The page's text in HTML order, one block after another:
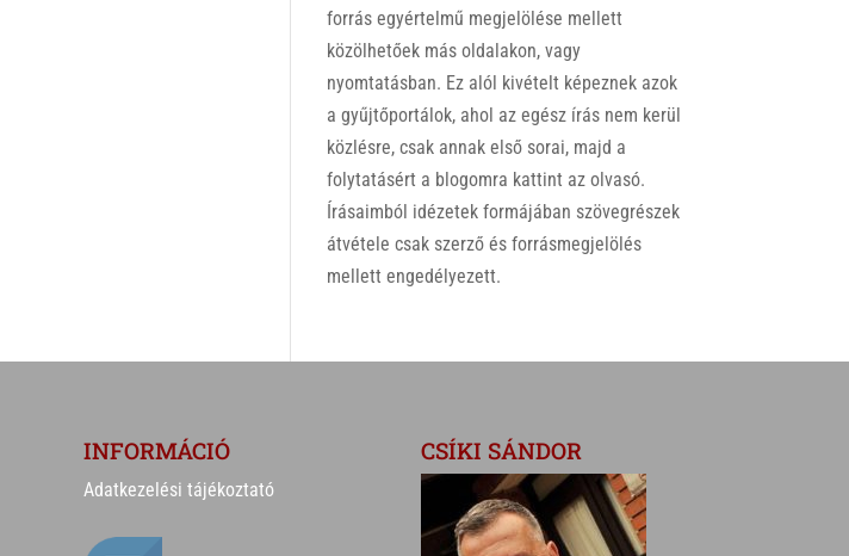
forrás egyértelmű megjelölése mellett
közölhetőek más oldalakon, vagy
nyomtatásban. Ez alól kivételt képeznek azok
a gyűjtőportálok, ahol az egész írás nem kerül
közlésre, csak annak első sorai, majd a
folytatásért a blogomra kattint az olvasó.
Írásaimból idézetek formájában szövegrészek
átvétele csak szerző és forrásmegjelölés
mellett engedélyezett.
INFORMÁCIÓ
Adatkezelési tájékoztató
CSÍKI SÁNDOR